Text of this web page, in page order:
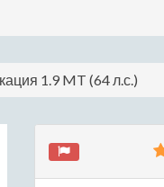
1.9 MT (64 л.с.)